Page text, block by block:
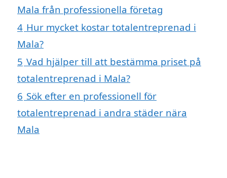
Mala från professionella företag
4 Hur mycket kostar totalentreprenad i
Mala?
5 Vad hjälper till att bestämma priset på
totalentreprenad i Mala?
6 Sök efter en professionell för
totalentreprenad i andra städer nära
Mala